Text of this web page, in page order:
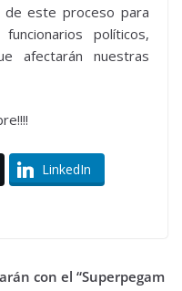
este proceso para
políticos,
afectarán nuestras
LinkedIn
con el “Superpegam